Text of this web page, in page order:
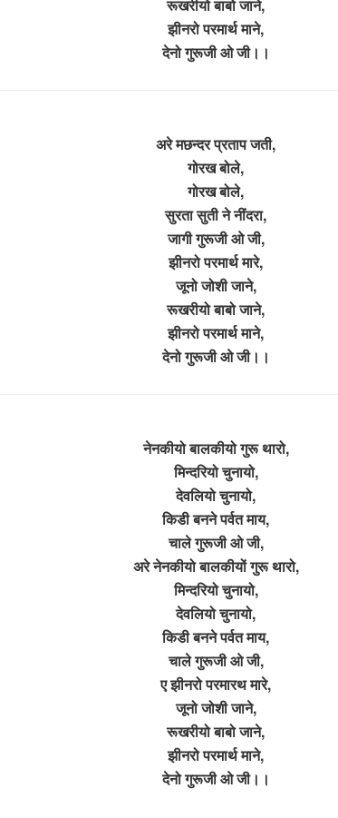
रूखरीयो बाबो जाने,
झीनरो परमार्थ माने,
देनो गुरूजी ओ जी।।
अरे मछन्दर प्रताप जती,
गोरख बोले,
गोरख बोले,
सुरता सुती ने नींदरा,
जागी गुरूजी ओ जी,
झीनरो परमार्थ मारे,
जूनो जोशी जाने,
रूखरीयो बाबो जाने,
झीनरो परमार्थ माने,
देनो गुरूजी ओ जी।।
नेनकीयो बालकीयो गुरू थारो,
मिन्दरियो चुनायो,
देवलियो चुनायो,
किडी बनने पर्वत माय,
चाले गुरूजी ओ जी,
अरे नेनकीयो बालकीयों गुरू थारो,
मिन्दरियो चुनायो,
देवलियो चुनायो,
किडी बनने पर्वत माय,
चाले गुरूजी ओ जी,
ए झीनरो परमारथ मारे,
जूनो जोशी जाने,
रूखरीयो बाबो जाने,
झीनरो परमार्थ माने,
देनो गुरूजी ओ जी।।